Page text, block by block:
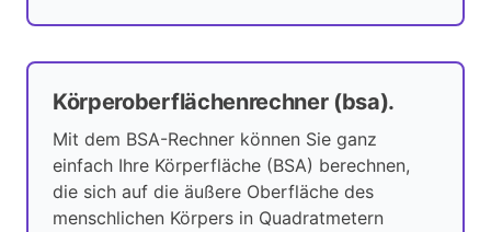
Körperoberflächenrechner (bsa).
Mit dem BSA-Rechner können Sie ganz
einfach Ihre Körperfläche (BSA) berechnen,
die sich auf die äußere Oberfläche des
menschlichen Körpers in Quadratmetern